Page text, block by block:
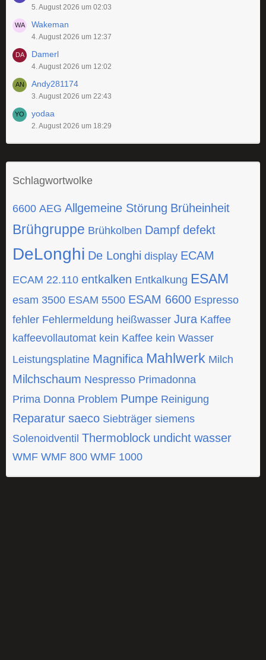
5. August 2026 um 02:03
Wakeman
4. August 2026 um 12:37
Damerl
4. August 2026 um 12:02
Andy281174
3. August 2026 um 22:43
yodaa
2. August 2026 um 18:29
Schlagwortwolke
6600 AEG Allgemeine Störung Brüheinheit
Brühgruppe Brühkolben Dampf defekt
DeLonghi De Longhi display ECAM
ECAM 22.110 entkalken Entkalkung ESAM
esam 3500 ESAM 5500 ESAM 6600 Espresso
fehler Fehlermeldung heißwasser Jura Kaffee
kaffeevollautomat kein Kaffee kein Wasser
Leistungsplatine Magnifica Mahlwerk Milch
Milchschaum Nespresso Primadonna
Prima Donna Problem Pumpe Reinigung
Reparatur saeco Siebträger siemens
Solenoidventil Thermoblock undicht wasser
WMF WMF 800 WMF 1000